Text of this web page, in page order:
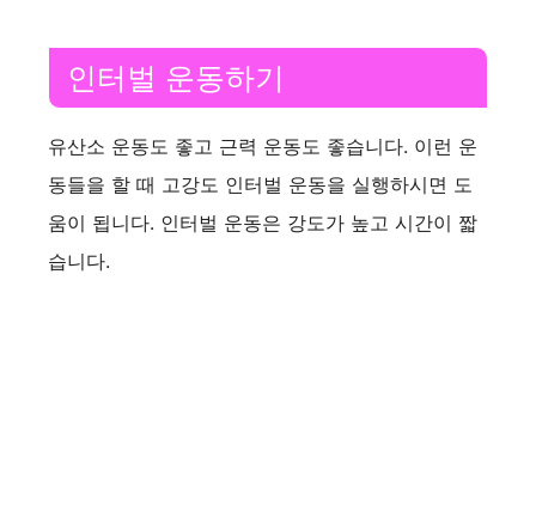
인터벌 운동하기
유산소 운동도 좋고 근력 운동도 좋습니다. 이런 운
동들을 할 때 고강도 인터벌 운동을 실행하시면 도
움이 됩니다. 인터벌 운동은 강도가 높고 시간이 짧
습니다.